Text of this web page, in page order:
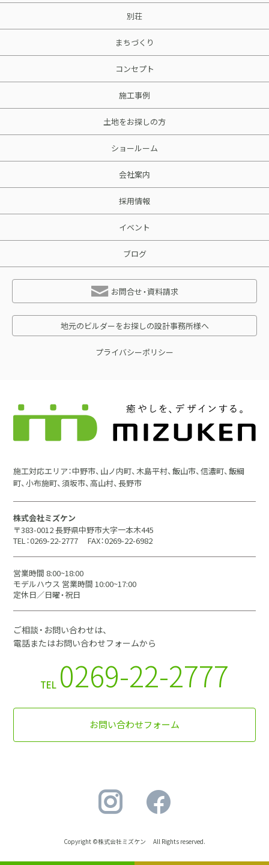
別荘
まちづくり
コンセプト
施工事例
土地をお探しの方
ショールーム
会社案内
採用情報
イベント
ブログ
お問合せ・資料請求
地元のビルダーをお探しの設計事務所様へ
プライバシーポリシー
施工対応エリア：中野市、山ノ内町、木島平村、飯山市、信濃町、飯綱
町、小布施町、須坂市、高山村、長野市
株式会社ミズケン
〒383-0012 長野県中野市大字一本木445
TEL：0269-22-2777
FAX：0269-22-6982
営業時間 8:00~18:00
モデルハウス 営業時間 10:00~17:00
定休日／日曜・祝日
ご相談・お問い合わせは、
電話またはお問い合わせフォームから
TEL 0269-22-2777
お問い合わせフォーム
Copyright ©株式会社ミズケン All Rights reserved.